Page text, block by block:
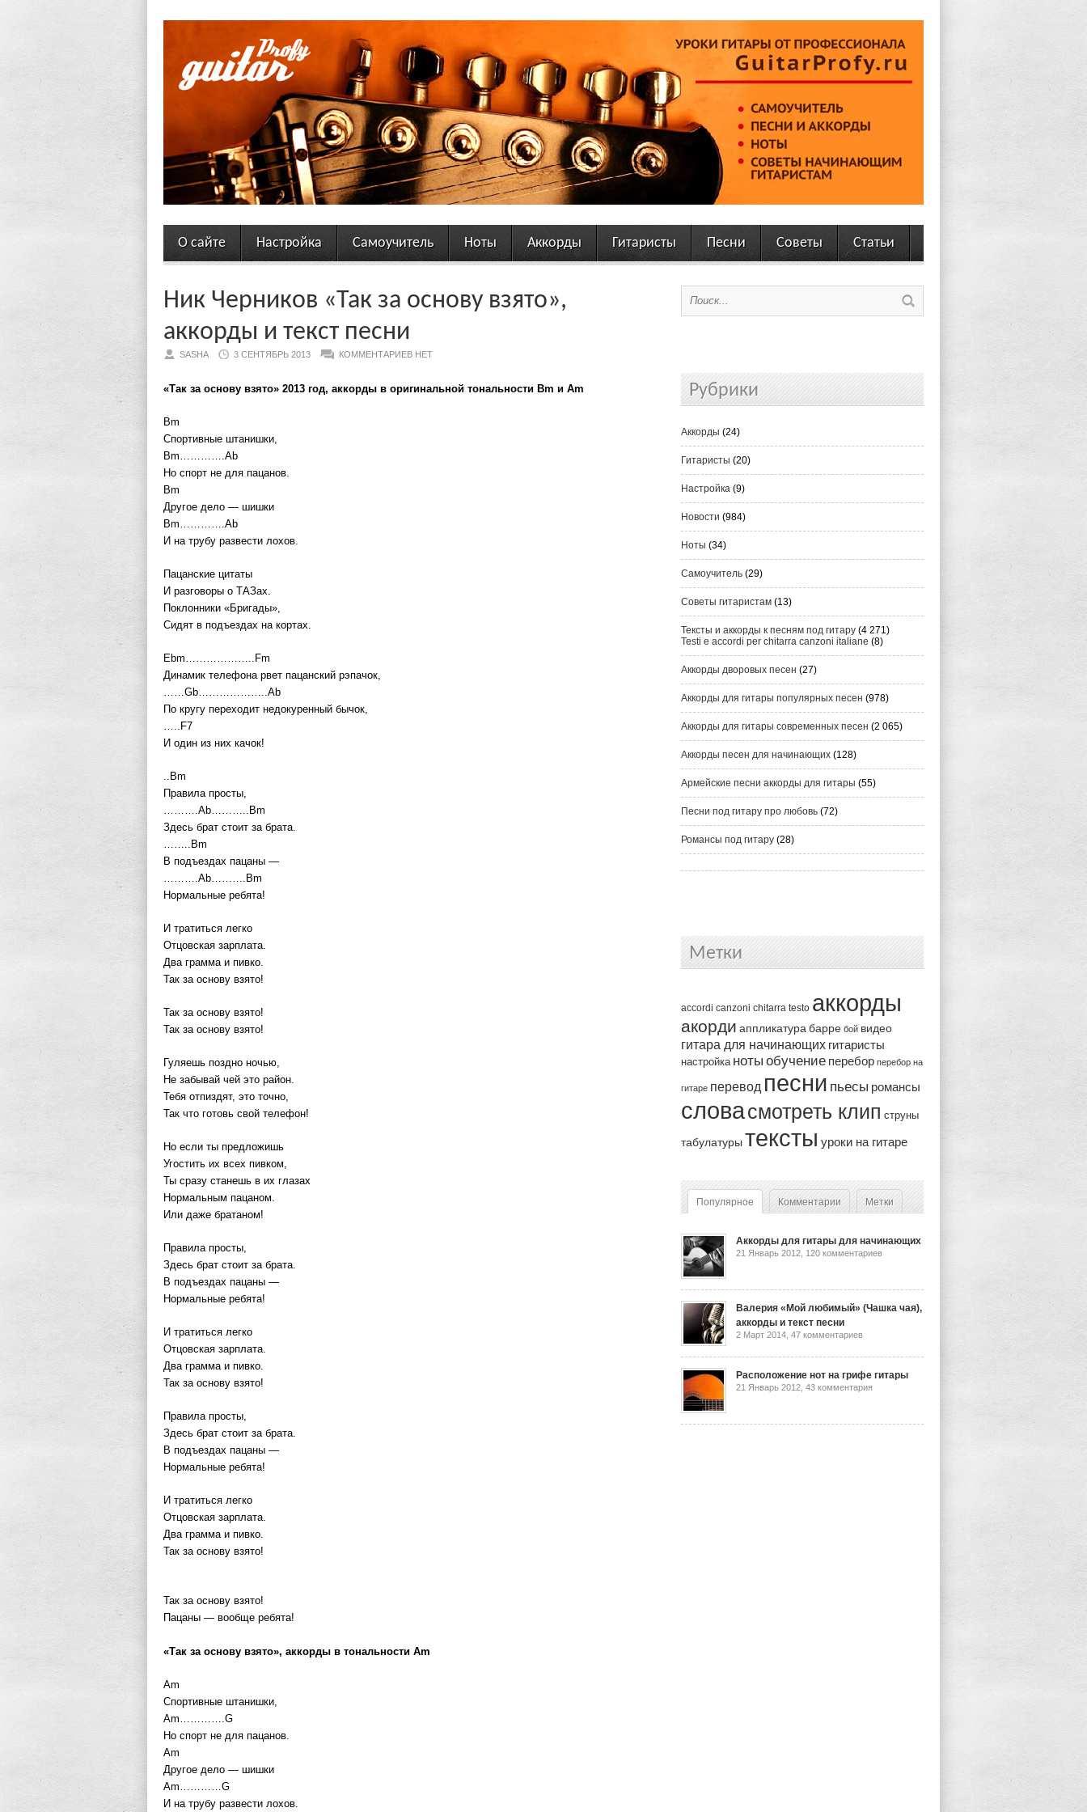
О сайте Настройка Самоучитель Ноты Аккорды Гитаристы Песни Советы Статьи
Ник Черников «Так за основу взято»,
аккорды и текст песни
SASHA 3 СЕНТЯБРЬ 2013 КОММЕНТАРИЕВ НЕТ
«Так за основу взято» 2013 год, аккорды в оригинальной тональности Bm и Am
Bm
Спортивные штанишки,
Bm………….Ab
Но спорт не для пацанов.
Bm
Другое дело — шишки
Bm………….Ab
И на трубу развести лохов.
Пацанские цитаты
И разговоры о ТАЗах.
Поклонники «Бригады»,
Сидят в подъездах на кортах.
Ebm………………..Fm
Динамик телефона рвет пацанский рэпачок,
……Gb………………..Ab
По кругу переходит недокуренный бычок,
…..F7
И один из них качок!
..Bm
Правила просты,
……….Ab………..Bm
Здесь брат стоит за брата.
……..Bm
В подъездах пацаны —
……….Ab……….Bm
Нормальные ребята!
И тратиться легко
Отцовская зарплата.
Два грамма и пивко.
Так за основу взято!
Так за основу взято!
Так за основу взято!
Гуляешь поздно ночью,
Не забывай чей это район.
Тебя отпиздят, это точно,
Так что готовь свой телефон!
Но если ты предложишь
Угостить их всех пивком,
Ты сразу станешь в их глазах
Нормальным пацаном.
Или даже братаном!
Правила просты,
Здесь брат стоит за брата.
В подъездах пацаны —
Нормальные ребята!
И тратиться легко
Отцовская зарплата.
Два грамма и пивко.
Так за основу взято!
Правила просты,
Здесь брат стоит за брата.
В подъездах пацаны —
Нормальные ребята!
И тратиться легко
Отцовская зарплата.
Два грамма и пивко.
Так за основу взято!
Так за основу взято!
Пацаны — вообще ребята!
«Так за основу взято», аккорды в тональности Am
Am
Спортивные штанишки,
Am………….G
Но спорт не для пацанов.
Am
Другое дело — шишки
Am…………G
И на трубу развести лохов.
Рубрики
Аккорды (24)
Гитаристы (20)
Настройка (9)
Новости (984)
Ноты (34)
Самоучитель (29)
Советы гитаристам (13)
Тексты и аккорды к песням под гитару (4 271)
Testi e accordi per chitarra canzoni italiane (8)
Аккорды дворовых песен (27)
Аккорды для гитары популярных песен (978)
Аккорды для гитары современных песен (2 065)
Аккорды песен для начинающих (128)
Армейские песни аккорды для гитары (55)
Песни под гитару про любовь (72)
Романсы под гитару (28)
Метки
accordi canzoni chitarra testo аккорды
акорди аппликатура барре бой видео
гитара для начинающих гитаристы
настройка ноты обучение перебор перебор на
гитаре перевод песни пьесы романсы
словасмотреть клип струны
табулатуры тексты уроки на гитаре
Популярное Комментарии Метки
Аккорды для гитары для начинающих
21 Январь 2012, 120 комментариев
Валерия «Мой любимый» (Чашка чая),
аккорды и текст песни
2 Март 2014, 47 комментариев
Расположение нот на грифе гитары
21 Январь 2012, 43 комментария